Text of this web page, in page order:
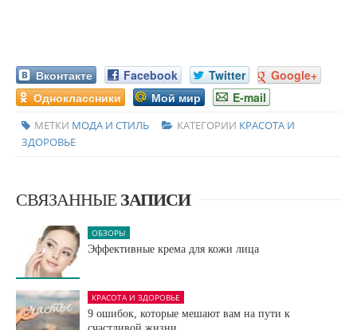
Вконтакте Facebook Twitter
Google+
Одноклассники
Мой мир E-mail
МЕТКИ МОДА И СТИЛЬ КАТЕГОРИИ КРАСОТА И
ЗДОРОВЬЕ
СВЯЗАННЫЕ ЗАПИСИ
ОБЗОРЫ
Эффективные крема для кожи лица
КРАСОТА И ЗДОРОВЬЕ
9 ошибок, которые мешают вам на пути к